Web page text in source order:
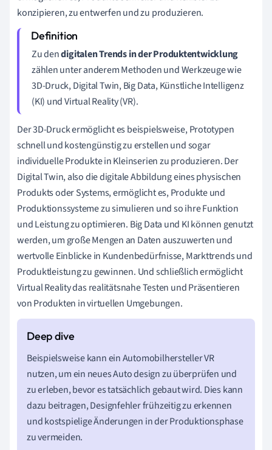
konzipieren, zu entwerfen und zu produzieren.
Zu dendigitalen Trends in der Produktentwicklung
zählen unter anderem Methoden und Werkzeuge wie
3D-Druck, Digital Twin, Big Data, Künstliche Intelligenz
(KI) und Virtual Reality (VR).
Der 3D-Druck ermöglicht es beispielsweise, Prototypen
schnell und kostengünstig zu erstellen und sogar
individuelle Produkte in Kleinserien zu produzieren. Der
Digital Twin, also die digitale Abbildung eines physischen
Produkts oder Systems, ermöglicht es, Produkte und
Produktionssysteme zu simulieren und so ihre Funktion
und Leistung zu optimieren. Big Data und KI können genutzt
werden, um große Mengen an Daten auszuwerten und
wertvolle Einblicke in Kundenbedürfnisse, Markttrends und
Produktleistung zu gewinnen. Und schließlich ermöglicht
Virtual Reality das realitätsnahe Testen und Präsentieren
von Produkten in virtuellen Umgebungen.
Beispielsweise kann ein Automobilhersteller VR
nutzen, um ein neues Auto design zu überprüfen und
zu erleben, bevor es tatsächlich gebaut wird. Dies kann
dazu beitragen, Designfehler frühzeitig zu erkennen
und kostspielige Änderungen in der Produktionsphase
zu vermeiden.